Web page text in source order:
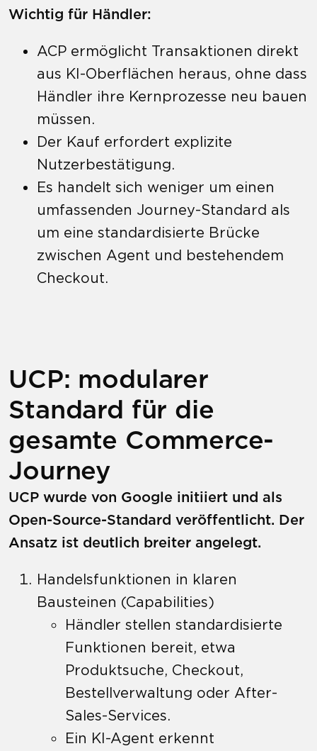
Wichtig für Händler:
ACP ermöglicht Transaktionen direkt
aus KI-Oberflächen heraus, ohne dass
Händler ihre Kernprozesse neu bauen
müssen.
Der Kauf erfordert explizite
Nutzerbestätigung.
Es handelt sich weniger um einen
umfassenden Journey-Standard als
um eine standardisierte Brücke
zwischen Agent und bestehendem
Checkout.
UCP: modularer
Standard für die
gesamte Commerce-
Journey
UCP wurde von Google initiiert und als
Open-Source-Standard veröffentlicht. Der
Ansatz ist deutlich breiter angelegt.
Handelsfunktionen in klaren
Bausteinen (Capabilities)
Händler stellen standardisierte
Funktionen bereit, etwa
Produktsuche, Checkout,
Bestellverwaltung oder After-
Sales-Services.
Ein KI-Agent erkennt